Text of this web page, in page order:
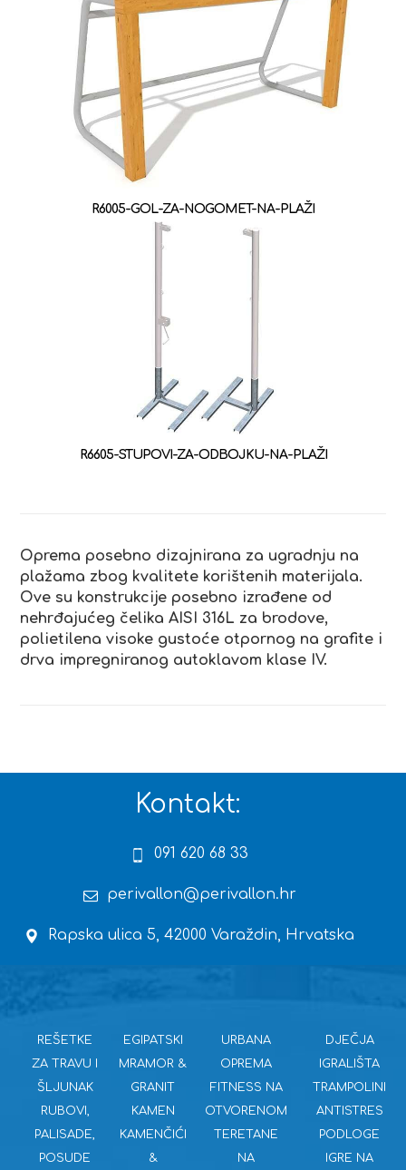
R6005-GOL-ZA-NOGOMET-NA-PLAŽI
R6605-STUPOVI-ZA-ODBOJKU-NA-PLAŽI
Oprema posebno dizajnirana za ugradnju na
plažama zbog kvalitete korištenih materijala.
Ove su konstrukcije posebno izrađene od
nehrđajućeg čelika AISI 316L za brodove,
polietilena visoke gustoće otpornog na grafite i
drva impregniranog autoklavom klase IV.
Kontakt:
091 620 68 33
perivallon@perivallon.hr
Rapska ulica 5, 42000 Varaždin, Hrvatska
REŠETKE
ZA TRAVU I
ŠLJUNAK
RUBOVI,
PALISADE,
POSUDE
EGIPATSKI
MRAMOR &
GRANIT
KAMEN
KAMENČIĆI
&
URBANA
OPREMA
FITNESS NA
OTVORENOM
TERETANE
NA
DJEČJA
IGRALIŠTA
TRAMPOLINI
ANTISTRES
PODLOGE
IGRE NA